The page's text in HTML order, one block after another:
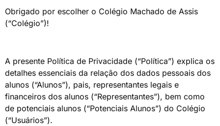
Obrigado por escolher o Colégio Machado de Assis
(“Colégio”)!
A presente Política de Privacidade (“Política”) explica os
detalhes essenciais da relação dos dados pessoais dos
alunos (“Alunos”), pais, representantes legais e
financeiros dos alunos (“Representantes”), bem como
de potenciais alunos (“Potenciais Alunos”) do Colégio
(“Usuários”).